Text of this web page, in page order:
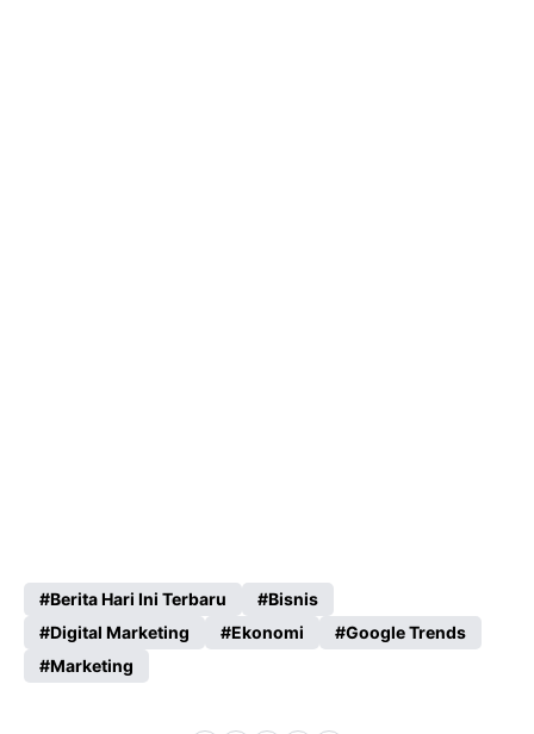
Berita Hari Ini Terbaru
Bisnis
Digital Marketing
Ekonomi
Google Trends
Marketing